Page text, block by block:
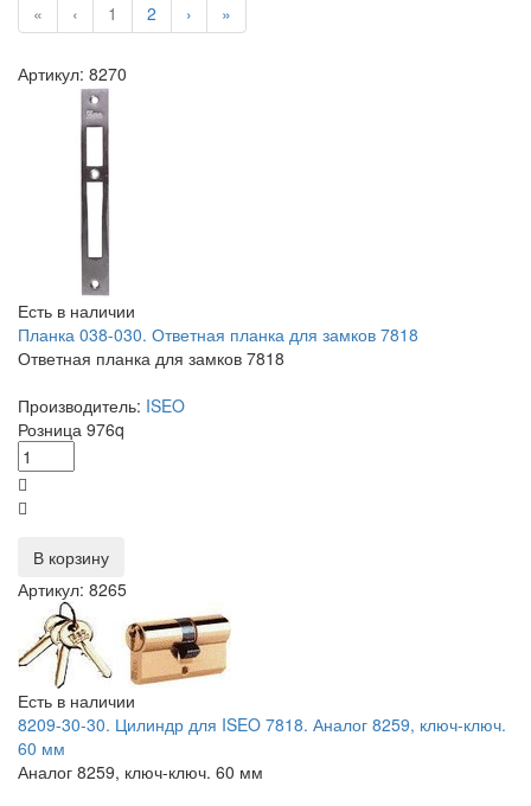
« ‹ 1 2 › »
Артикул: 8270
Есть в наличии
Планка 038-030. Ответная планка для замков 7818
Ответная планка для замков 7818
Производитель: ISEO
Розница 976q
В корзину
Артикул: 8265
Есть в наличии
8209-30-30. Цилиндр для ISEO 7818. Аналог 8259, ключ-ключ.
60 мм
Аналог 8259, ключ-ключ. 60 мм